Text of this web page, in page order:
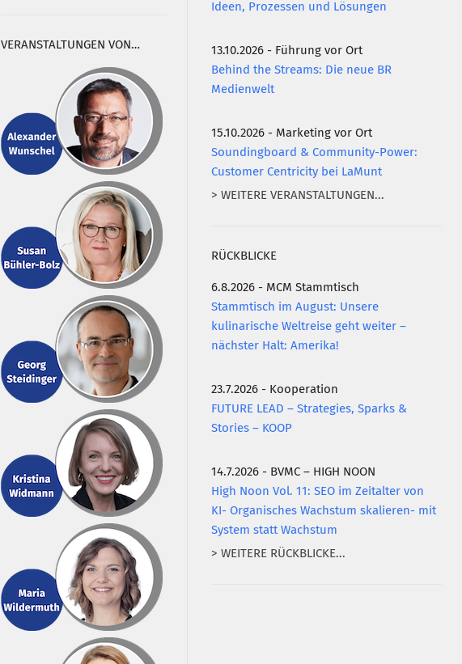
Ideen, Prozessen und Lösungen
13.10.2026 - Führung vor Ort
Behind the Streams: Die neue BR
Medienwelt
15.10.2026 - Marketing vor Ort
Soundingboard & Community-Power:
Customer Centricity bei LaMunt
> WEITERE VERANSTALTUNGEN...
RÜCKBLICKE
6.8.2026 - MCM Stammtisch
Stammtisch im August: Unsere
kulinarische Weltreise geht weiter –
nächster Halt: Amerika!
23.7.2026 - Kooperation
FUTURE LEAD – Strategies, Sparks &
Stories – KOOP
14.7.2026 - BVMC – HIGH NOON
High Noon Vol. 11: SEO im Zeitalter von
KI- Organisches Wachstum skalieren- mit
System statt Wachstum
> WEITERE RÜCKBLICKE...
VERANSTALTUNGEN VON…